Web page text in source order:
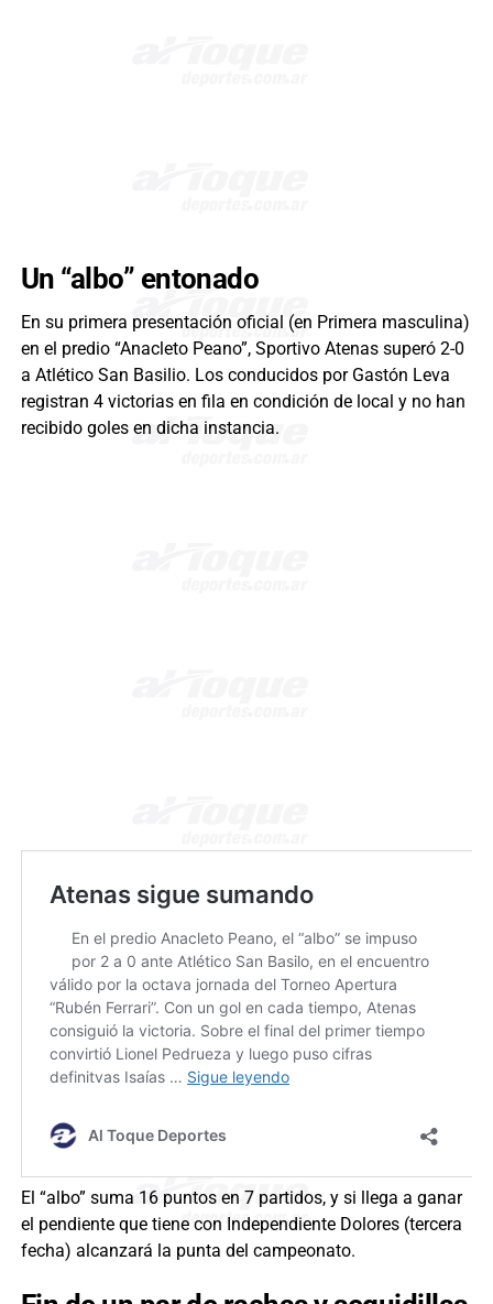
Un “albo” entonado
En su primera presentación oficial (en Primera masculina)
en el predio “Anacleto Peano”, Sportivo Atenas superó 2-0
a Atlético San Basilio. Los conducidos por Gastón Leva
registran 4 victorias en fila en condición de local y no han
recibido goles en dicha instancia.
El “albo” suma 16 puntos en 7 partidos, y si llega a ganar
el pendiente que tiene con Independiente Dolores (tercera
fecha) alcanzará la punta del campeonato.